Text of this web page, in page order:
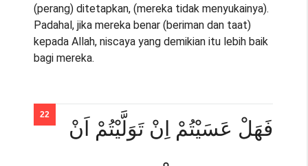
(perang) ditetapkan, (mereka tidak menyukainya).
Padahal, jika mereka benar (beriman dan taat)
kepada Allah, niscaya yang demikian itu lebih baik
bagi mereka.
فَهَلْ عَسَيْتُمْ اِنْ تَوَلَّيْتُمْ اَنْ